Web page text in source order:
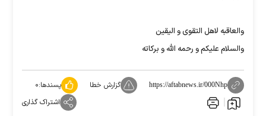
والعاقبه لاهل التقوی و الیقین
والسلام علیکم و رحمه الله و برکاته
https://aftabnews.ir/000Nhp گزارش خطا پسندها:۰
اشتراک گذاری